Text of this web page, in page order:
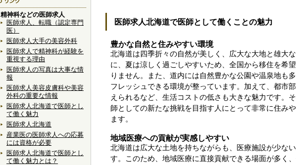
精神科などの医師求人
医師求人、転職（認定専門
医）
医師求人大手の美容外科
医師求人で精神科が経験を
重視する理由
医師求人の写真は大事な情
報
医師求人美容皮膚科や美容
外科の重要な情報
医師求人北海道で医師とし
て働く魅力
医師求人北海道
産業医の医師求人への応募
には資格が必要
医師求人北海道で医師とし
て働く魅力とは？
医師求人北海道で医師として働くことの魅力
豊かな自然と住みやすい環境
北海道は四季折々の自然が美しく、広大な大地と雄大
に、夏は涼しく過ごしやすいため、全国から移住を希
りません。また、道内には自然豊かな公園や温泉地も
フレッシュできる環境が整っています。加えて、都市
えられるなど、生活コストの低さも大きな魅力です。
師としての新たな挑戦を目指す人にとって非常に住み
ます。
地域医療への貢献が実感しやすい
北海道は広大な土地を持ちながらも、医療施設が少な
す。このため、地域医療に直接貢献できる場面が多く